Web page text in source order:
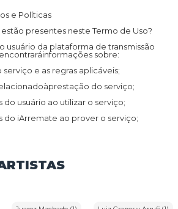
e Políticas
estão presentes neste Termo de Uso?
usuário da plataforma de transmissão
sobre:
e as regras aplicáveis;
do serviço;
do usuário ao utilizar o serviço;
do iArremate ao prover o serviço;
sido violadas.
de dados com terceiros e